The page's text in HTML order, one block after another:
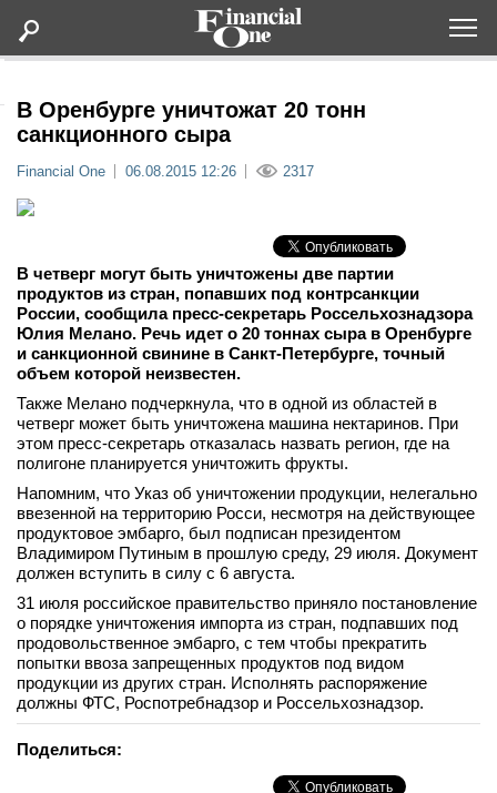
Статьи
Lifestyle
Мероприятия
Новости
Интервью
вконтакте
телеграм
Стать автором
Вход
В Оренбурге уничтожат 20 тонн
санкционного сыра
Financial One 06.08.2015 12:26 2317
В четверг могут быть уничтожены две партии
продуктов из стран, попавших под контрсанкции
России, сообщила пресс-секретарь Россельхознадзора
Юлия Мелано. Речь идет о 20 тоннах сыра в Оренбурге
и санкционной свинине в Санкт-Петербурге, точный
объем которой неизвестен.
Также Мелано подчеркнула, что в одной из областей в
четверг может быть уничтожена машина нектаринов. При
этом пресс-секретарь отказалась назвать регион, где на
полигоне планируется уничтожить фрукты.
Напомним, что Указ об уничтожении продукции, нелегально
ввезенной на территорию Росси, несмотря на действующее
продуктовое эмбарго, был подписан президентом
Владимиром Путиным в прошлую среду, 29 июля. Документ
должен вступить в силу с 6 августа.
31 июля российское правительство приняло постановление
о порядке уничтожения импорта из стран, подпавших под
продовольственное эмбарго, с тем чтобы прекратить
попытки ввоза запрещенных продуктов под видом
продукции из других стран. Исполнять распоряжение
должны ФТС, Роспотребнадзор и Россельхознадзор.
Поделиться: